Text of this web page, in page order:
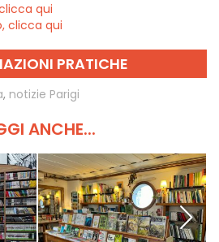
qui
clicca qui
PRATICHE
, notizie Parigi
ANCHE...